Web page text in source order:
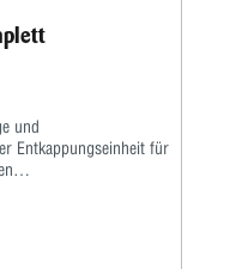
und
Entkappungseinheit für
für das